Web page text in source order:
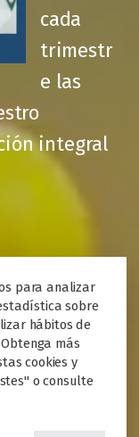
cada
trimestr
e las
integral
para analizar
sobre
hábitos de
más
cookies y
o consulte